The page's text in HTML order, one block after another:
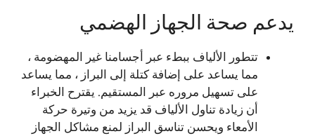
يدعم صحة الجهاز الهضمي
تتطور الألياف ببطء عبر أجسامنا غير المهضومة ،
مما يساعد على إضافة كتلة إلى البراز ، مما يساعد
على تسهيل مروره عبر المستقيم. يقترح الخبراء
أن زيادة تناول الألياف قد يزيد من وتيرة حركة
الأمعاء ويحسن تناسق البراز لمنع مشاكل الجهاز